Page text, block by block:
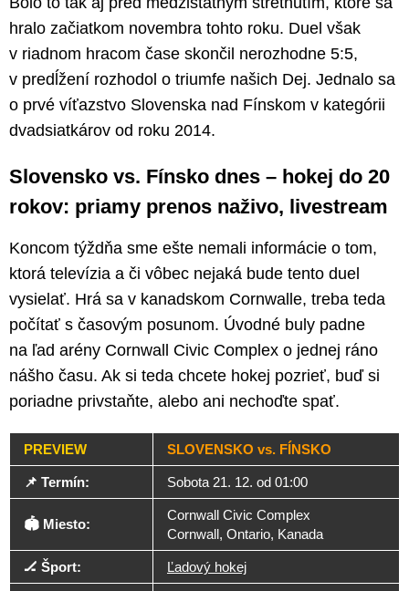
hralo začiatkom novembra tohto roku. Duel však
v riadnom hracom čase skončil nerozhodne 5:5,
v predĺžení rozhodol o triumfe našich Dej. Jednalo sa
o prvé víťazstvo Slovenska nad Fínskom v kategórii
dvadsiatkárov od roku 2014.
Slovensko vs. Fínsko dnes – hokej do 20
rokov: priamy prenos naživo, livestream
Koncom týždňa sme ešte nemali informácie o tom,
ktorá televízia a či vôbec nejaká bude tento duel
vysielať. Hrá sa v kanadskom Cornwalle, treba teda
počítať s časovým posunom. Úvodné buly padne
na ľad arény Cornwall Civic Complex o jednej ráno
nášho času. Ak si teda chcete hokej pozrieť, buď si
poriadne privstaňte, alebo ani nechoďte spať.
PREVIEW SLOVENSKO vs. FÍNSKO
📌 Termín: Sobota 21. 12. od 01:00
🏟️ Miesto:
Cornwall Civic Complex
Cornwall, Ontario, Kanada
🏒 Šport: Ľadový hokej